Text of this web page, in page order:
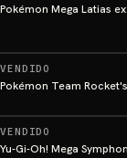
Pokémon Mega Latias
VENDIDO
Pokémon Team
VENDIDO
Yu-Gi-Oh! Mega